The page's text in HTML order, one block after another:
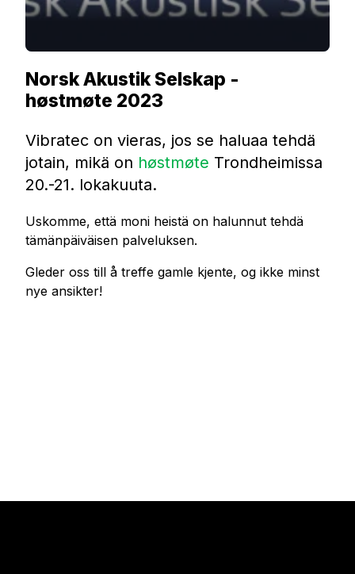
Norsk Akustik Selskap -
høstmøte 2023
Vibratec on vieras, jos se haluaa tehdä
jotain, mikä on høstmøte Trondheimissa
20.-21. lokakuuta.
Uskomme, että moni heistä on halunnut tehdä
tämänpäiväisen palveluksen.
Gleder oss till å treffe gamle kjente, og ikke minst
nye ansikter!